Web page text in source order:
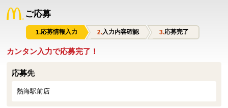
ご応募
応募情報入力 入力内容確認 応募完了
カンタン入力で応募完了！
応募先
熱海駅前店